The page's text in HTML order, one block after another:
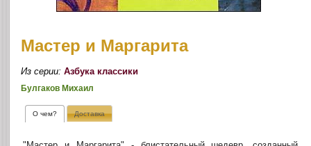
Мастер и Маргарита
Из серии:Азбука классики
Булгаков Михаил
О чем? Доставка